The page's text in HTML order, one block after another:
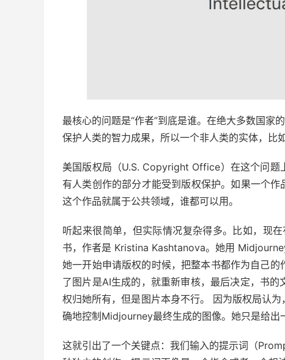
最核心的问题是“作者”到底是谁。在绝大多数国家
保护人类的智力成果，所以一个非人类的实体，比
美国版权局（U.S. Copyright Office）在这个问题
有人类创作的部分才能受到版权保护。如果一个
这个作品就属于公共领域，谁都可以用。
听起来很简单，但实际情况复杂得多。比如，现
书，作者是 Kristina Kashtanova。她用
她一开始申请版权的时候，把整本书都作为自己
了图片是AI生成的，就重新审核，最后决定，书
权归她所有，但是图片本身不行。 因为版权局认为
确地控制Midjourney最终生成的图像。她只是给出
这就引出了一个关键点：我们输入的提示词（